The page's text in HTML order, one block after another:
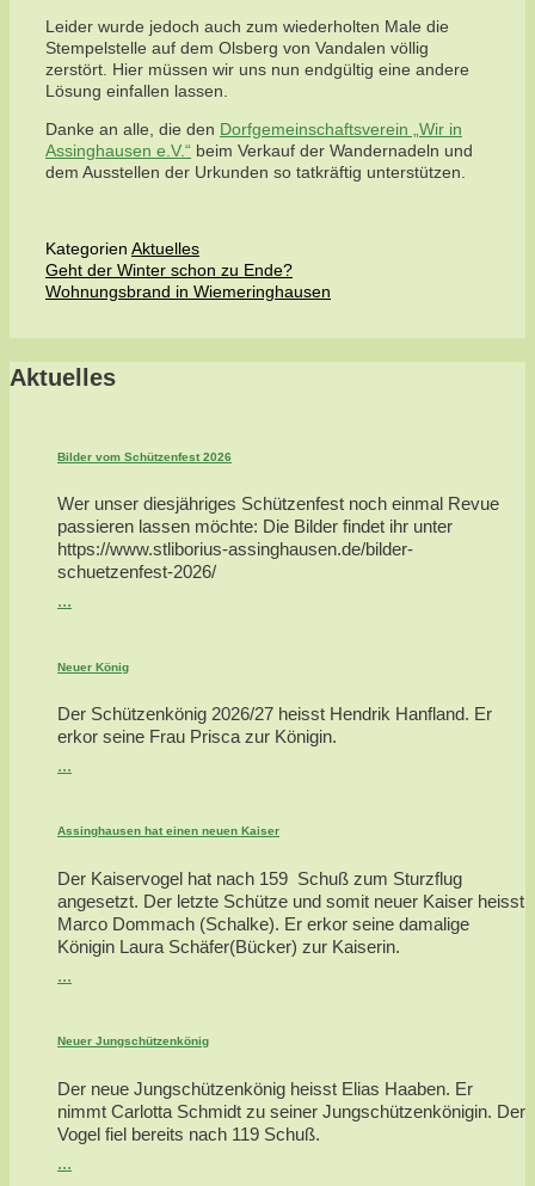
Leider wurde jedoch auch zum wiederholten Male die
Stempelstelle auf dem Olsberg von Vandalen völlig
zerstört. Hier müssen wir uns nun endgültig eine andere
Lösung einfallen lassen.
Danke an alle, die den Dorfgemeinschaftsverein „Wir in
Assinghausen e.V.“ beim Verkauf der Wandernadeln und
dem Ausstellen der Urkunden so tatkräftig unterstützen.
Kategorien Aktuelles
Geht der Winter schon zu Ende?
Wohnungsbrand in Wiemeringhausen
Aktuelles
Bilder vom Schützenfest 2026
Wer unser diesjähriges Schützenfest noch einmal Revue
passieren lassen möchte: Die Bilder findet ihr unter
https://www.stliborius-assinghausen.de/bilder-
schuetzenfest-2026/
...
Neuer König
Der Schützenkönig 2026/27 heisst Hendrik Hanfland. Er
erkor seine Frau Prisca zur Königin.
...
Assinghausen hat einen neuen Kaiser
Der Kaiservogel hat nach 159 Schuß zum Sturzflug
angesetzt. Der letzte Schütze und somit neuer Kaiser heisst
Marco Dommach (Schalke). Er erkor seine damalige
Königin Laura Schäfer(Bücker) zur Kaiserin.
...
Neuer Jungschützenkönig
Der neue Jungschützenkönig heisst Elias Haaben. Er
nimmt Carlotta Schmidt zu seiner Jungschützenkönigin. Der
Vogel fiel bereits nach 119 Schuß.
...